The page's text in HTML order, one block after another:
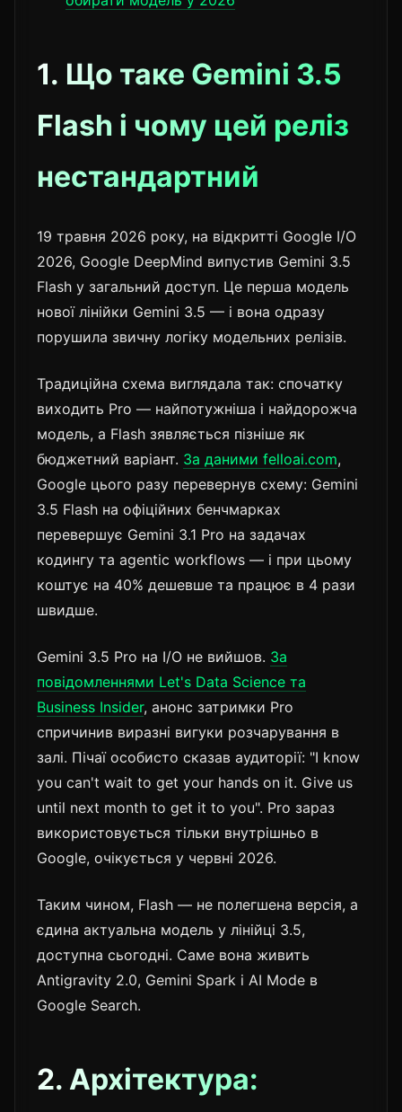
1. Що таке Gemini 3.5
Flash і чому цей реліз
нестандартний
19 травня 2026 року, на відкритті Google I/O
2026, Google DeepMind випустив Gemini 3.5
Flash у загальний доступ. Це перша модель
нової лінійки Gemini 3.5 — і вона одразу
порушила звичну логіку модельних релізів.
Традиційна схема виглядала так: спочатку
виходить Pro — найпотужніша і найдорожча
модель, а Flash зявляється пізніше як
бюджетний варіант. За даними felloai.com,
Google цього разу перевернув схему: Gemini
3.5 Flash на офіційних бенчмарках
перевершує Gemini 3.1 Pro на задачах
кодингу та agentic workflows — і при цьому
коштує на 40% дешевше та працює в 4 рази
швидше.
Gemini 3.5 Pro на I/O не вийшов. За
повідомленнями Let's Data Science та
Business Insider, анонс затримки Pro
спричинив виразні вигуки розчарування в
залі. Пічаї особисто сказав аудиторії: "I know
you can't wait to get your hands on it. Give us
until next month to get it to you". Pro зараз
використовується тільки внутрішньо в
Google, очікується у червні 2026.
Таким чином, Flash — не полегшена версія, а
єдина актуальна модель у лінійці 3.5,
доступна сьогодні. Саме вона живить
Antigravity 2.0, Gemini Spark і AI Mode в
Google Search.
2. Архітектура: